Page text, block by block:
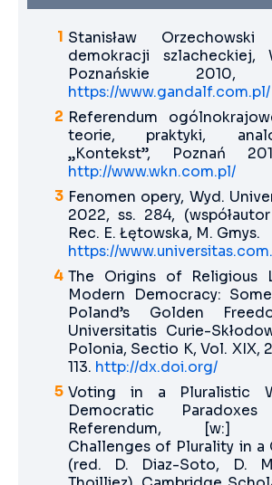
Stanisław
demokracji szlacheckiej,
Poznańskie
https://www.gandalf.com.pl/
Referendum
teorie, praktyki,
„Kontekst”, Poznań
http://www.wkn.com.pl/
Fenomen opery, Wyd.
2022, ss. 284,
Rec. E. Łętowska, M. Gmys.
https://
The Origins of Religious
Modern Democracy:
Poland’s Golden
Universitatis Curie-
Polonia, Sectio K, Vol. XIX,
113. http://dx.doi.org/
Voting in a Pluralistic
Democratic Paradoxes
Referendum, [w:]
Challenges of Plurality in a
(red. D. Diaz-Soto, D.